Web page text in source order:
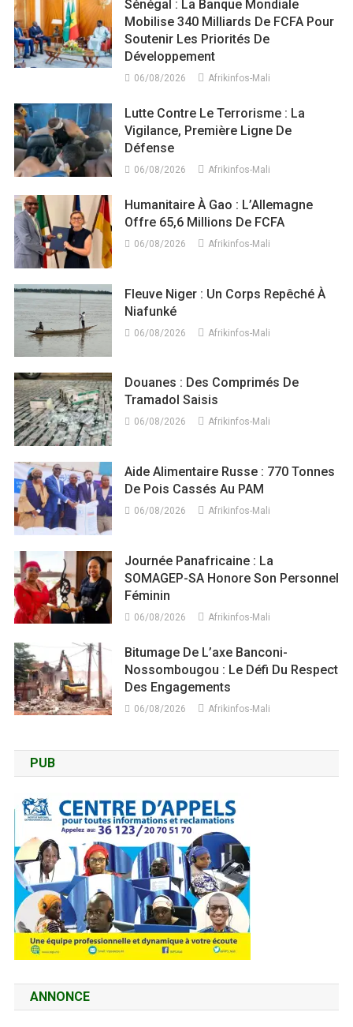
Sénégal : La Banque Mondiale
Mobilise 340 Milliards De FCFA Pour
Soutenir Les Priorités De
Développement
06/08/2026 Afrikinfos-Mali
Lutte Contre Le Terrorisme : La
Vigilance, Première Ligne De
Défense
06/08/2026 Afrikinfos-Mali
Humanitaire À Gao : L’Allemagne
Offre 65,6 Millions De FCFA
06/08/2026 Afrikinfos-Mali
Fleuve Niger : Un Corps Repêché À
Niafunké
06/08/2026 Afrikinfos-Mali
Douanes : Des Comprimés De
Tramadol Saisis
06/08/2026 Afrikinfos-Mali
Aide Alimentaire Russe : 770 Tonnes
De Pois Cassés Au PAM
06/08/2026 Afrikinfos-Mali
Journée Panafricaine : La
SOMAGEP-SA Honore Son Personnel
Féminin
06/08/2026 Afrikinfos-Mali
Bitumage De L’axe Banconi-
Nossombougou : Le Défi Du Respect
Des Engagements
06/08/2026 Afrikinfos-Mali
PUB
ANNONCE